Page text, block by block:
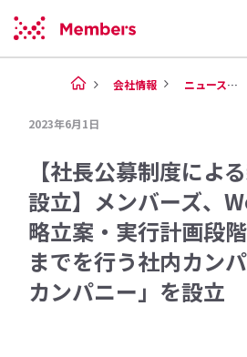
会社情報 ニュース（2023年）
2023年6月1日
【社長公募制度によ
設立】メンバーズ、
略立案・実行計画段
までを行う社内カン
カンパニー」を設立